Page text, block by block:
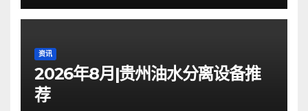
资讯
2026年8月|贵州油水分离设备推
荐